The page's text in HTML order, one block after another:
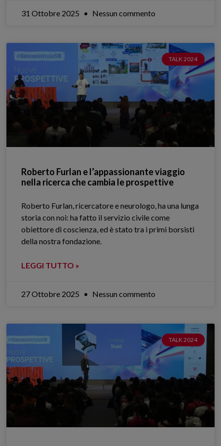
31 Ottobre 2025 Nessun commento
TALK 2024
Roberto Furlan e l’appassionante viaggio
nella ricerca che cambia le prospettive
Roberto Furlan, ricercatore e neurologo, ha una lunga
storia con noi: ha fatto il servizio civile come
obiettore di coscienza, ed è stato tra i primi borsisti
della nostra fondazione.
LEGGI TUTTO »
27 Ottobre 2025 Nessun commento
TALK 2024